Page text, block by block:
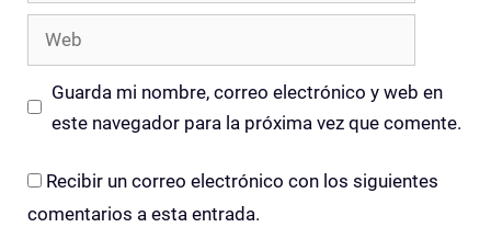
Web
Guarda mi nombre, correo electrónico y web en
este navegador para la próxima vez que comente.
Recibir un correo electrónico con los siguientes
comentarios a esta entrada.